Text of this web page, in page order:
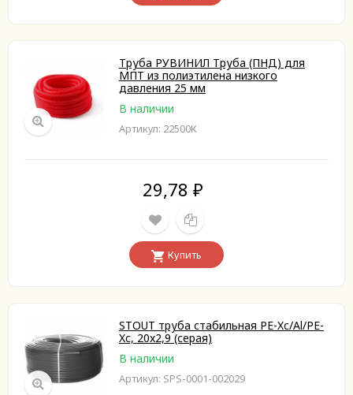
Труба РУВИНИЛ Труба (ПНД) для
МПТ из полиэтилена низкого
давления 25 мм
В наличии
Артикул: 22500К
29,78 ₽
Купить
STOUT труба стабильная PE-Xc/Al/PE-
Xc, 20x2,9 (серая)
В наличии
Артикул: SPS-0001-002029